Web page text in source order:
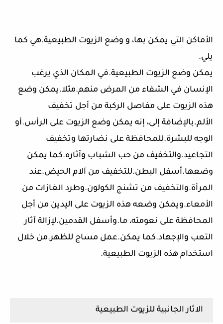
الأماكن التي يمكن بها، و وضع الزيوت الطبيعية.هي كما
يلي.
يمكن وضع الزيوت الطبيعية.في المكان الذي يرغب
الإنسان في الشفاء من المرض منهم.مثلا.يمكن وضع
هذه الزيوت على مفاصل الركبة من أجل تخفيف
الألم.بالإضافة إلى، إنه يمكن وضع الزيوت على الرأس.أو
الوجه للبشرة.للمحافظة على نضارتها وتخفيف
التجاعيد.والتخفيف من حب الشباب وآثاره.كما يمكن
وضعها.أسفل البطن.للتخفيف من آلام الحيض.عند
المرأة.والتخفيف من تشنج الكولون.وطرد الغازات من
الأمعاء.ويمكن وضعه هذه الزيوت على اليدين من أجل
المحافظة على نعومته، ما.وأسفل القدمين.لإزالة آثار
التعب والإجهاد.كما يمكن.عمل مساج للظهر.من خلال
استخدام هذه الزيوت الطبيعية.
الاثار الجانبية للزيوت الطبيعية